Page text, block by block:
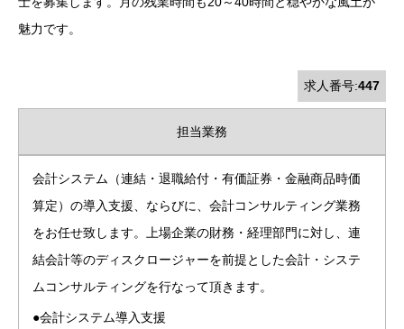
魅力です。
求人番号:447
担当業務
会計システム（連結・退職給付・有価証券・金融商品時価
算定）の導入支援、ならびに、会計コンサルティング業務
をお任せ致します。上場企業の財務・経理部門に対し、連
結会計等のディスクロージャーを前提とした会計・システ
ムコンサルティングを行なって頂きます。
●会計システム導入支援